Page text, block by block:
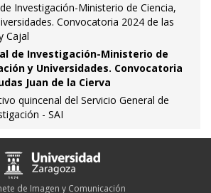
Investigación-Ministerio de Ciencia,
Convocatoria 2024 de las
Cajal
de Investigación-Ministerio de
y Universidades. Convocatoria
Juan de la Cierva
quincenal del Servicio General de
- SAI
de Imagen y Comunicación